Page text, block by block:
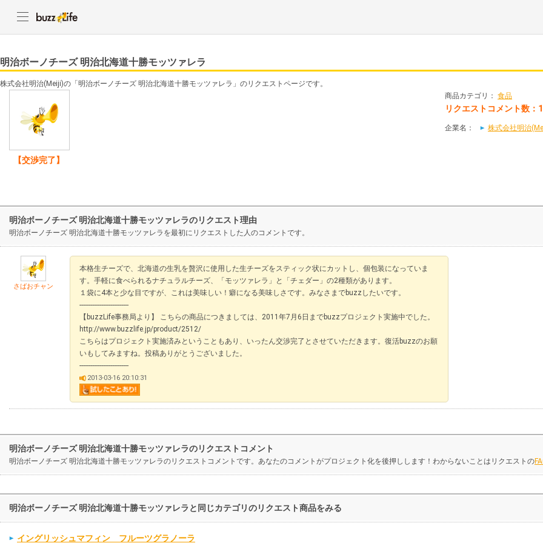
明治ボーノチーズ 明治北海道十勝モッツァレラ
株式会社明治(Meiji)の「明治ボーノチーズ 明治北海道十勝モッツァレラ」のリクエストページです。
【交渉完了】
商品カテゴリ： 食品
リクエストコメント数：
企業名： 株式会社明治
明治ボーノチーズ 明治北海道十勝モッツァレラのリクエスト理由
明治ボーノチーズ 明治北海道十勝モッツァレラを最初にリクエストした人のコメントです。
さばおチャン
本格生チーズで、北海道の生乳を贅沢に使用した生チーズをスティック状にカットし、個包装になっていま
す。手軽に食べられるナチュラルチーズ、「モッツァレラ」と「チェダー」の2種類があります。
１袋に4本と少な目ですが、これは美味しい！癖になる美味しさです。みなさまでbuzzしたいです。
---------------------------
【buzzLife事務局より】 こちらの商品につきましては、2011年7月6日までbuzzプロジェクト実施中でした。
http://www.buzzlife.jp/product/2512/
こちらはプロジェクト実施済みということもあり、いったん交渉完了とさせていただきます。復活buzzのお願
いもしてみますね。投稿ありがとうございました。
---------------------------
2013-03-16 20:10:31
明治ボーノチーズ 明治北海道十勝モッツァレラのリクエストコメント
明治ボーノチーズ 明治北海道十勝モッツァレラのリクエストコメントです。あなたのコメントがプロジェクト化を後押しします！わからないことはリクエストの
明治ボーノチーズ 明治北海道十勝モッツァレラと同じカテゴリのリクエスト商品をみる
イングリッシュマフィン フルーツグラノーラ